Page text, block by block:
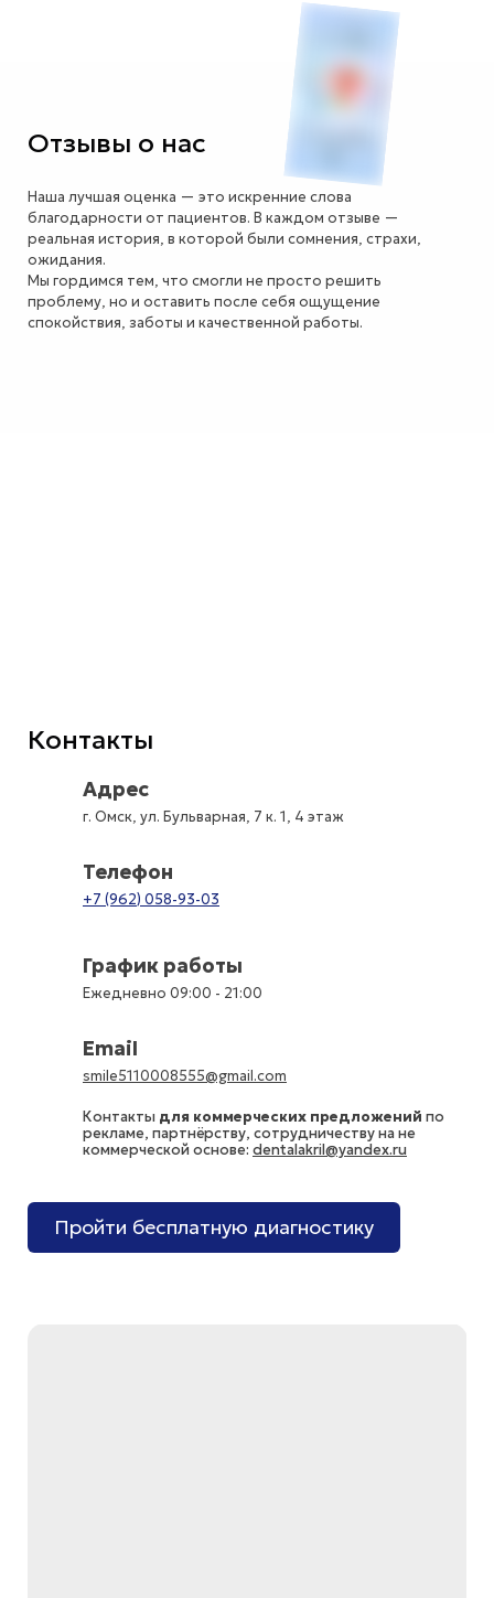
Отзывы о нас
Наша лучшая оценка — это искренние слова
благодарности от пациентов. В каждом отзыве —
реальная история, в которой были сомнения, страхи,
ожидания.
Мы гордимся тем, что смогли не просто решить
проблему, но и оставить после себя ощущение
спокойствия, заботы и качественной работы.
Контакты
Адрес
г. Омск, ул. Бульварная, 7 к. 1, 4 этаж
Телефон
+7 (962) 058-93-03
График работы
Ежедневно 09:00 - 21:00
Email
smile5110008555@gmail.com
Контакты для коммерческих предложений по
рекламе, партнёрству, сотрудничеству на не
коммерческой основе: dentalakril@yandex.ru
Пройти бесплатную диагностику